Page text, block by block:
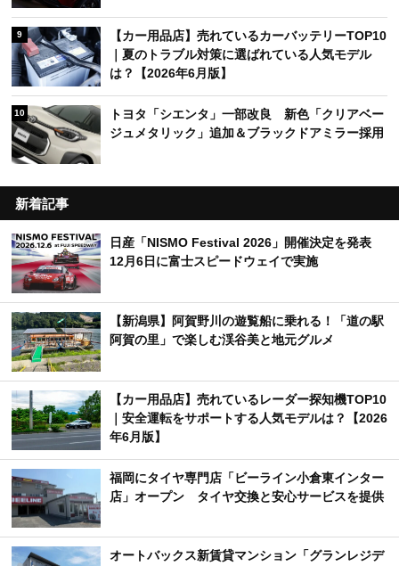
9
【カー用品店】売れているカーバッテリーTOP10
｜夏のトラブル対策に選ばれている人気モデル
は？【2026年6月版】
10
トヨタ「シエンタ」一部改良 新色「クリアベー
ジュメタリック」追加＆ブラックドアミラー採用
新着記事
日産「NISMO Festival 2026」開催決定を発表
12月6日に富士スピードウェイで実施
【新潟県】阿賀野川の遊覧船に乗れる！「道の駅
阿賀の里」で楽しむ渓谷美と地元グルメ
【カー用品店】売れているレーダー探知機TOP10
｜安全運転をサポートする人気モデルは？【2026
年6月版】
福岡にタイヤ専門店「ビーライン小倉東インター
店」オープン タイヤ交換と安心サービスを提供
オートバックス新賃貸マンション「グランレジデ